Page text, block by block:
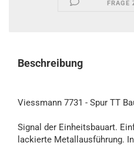
FRAGE
Beschreibung
Viessmann 7731 - Spur TT
Signal der Einheitsbauart.
lackierte Metallausführung.